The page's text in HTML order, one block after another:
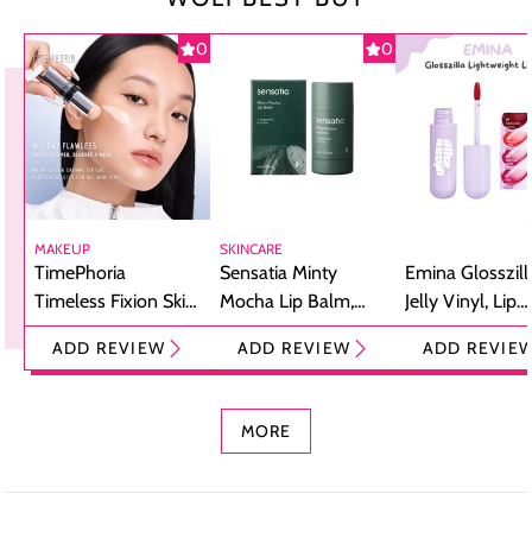
0
MAKEUP
TimePhoria
Timeless Fixion Skin
Tint Stick,
Foundation dan
ADD REVIEW
0
SKINCARE
Sensatia Minty
Mocha Lip Balm,
Pelembap Bibir
dengan Aroma
ADD REVIEW
Emina
Jelly Vinyl, Lip
Cream Glossy
Ringan
ADD
MORE